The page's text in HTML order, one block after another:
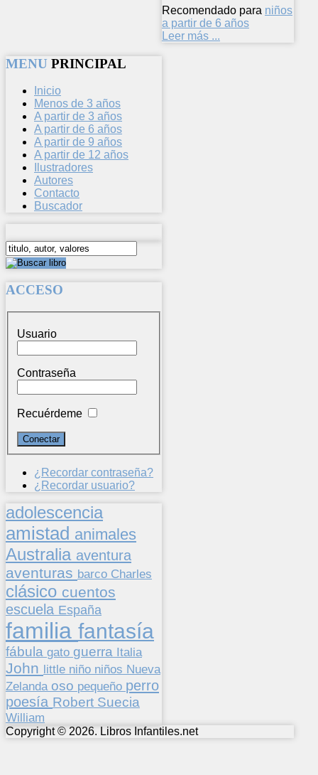
Recomendado para niños
a partir de 6 años
Leer más ...
MENU PRINCIPAL
Inicio
Menos de 3 años
A partir de 3 años
A partir de 6 años
A partir de 9 años
A partir de 12 años
Ilustradores
Autores
Contacto
Buscador
ACCESO
Usuario
Contraseña
Recuérdeme
¿Recordar contraseña?
¿Recordar usuario?
adolescencia
amistad animales
Australia aventura
aventuras barco Charles
clásico cuentos
escuela España
familia fantasía
fábula gato guerra Italia
John little niño niños Nueva
Zelanda oso pequeño perro
poesía Robert Suecia
William
Copyright © 2026. Libros Infantiles.net